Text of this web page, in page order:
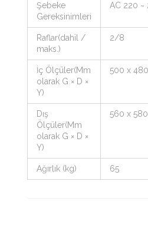
Şebeke
Gereksinimleri
AC 220
Raflar(dahil /
maks.)
2/8
İç Ölçüler(Mm
olarak G × D ×
Y)
500 x
Dış
Ölçüler(Mm
olarak G × D ×
Y)
560 x
Ağırlık (kg) 65